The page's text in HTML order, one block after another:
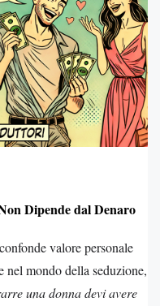
Dipende dal Denaro
valore personale
nel mondo della seduzione,
una donna devi avere